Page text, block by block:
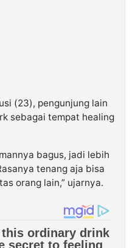
(23), pengunjung lain
sebagai tempat healing
bagus, jadi lebih
tenang aja bisa
orang lain,” ujarnya.